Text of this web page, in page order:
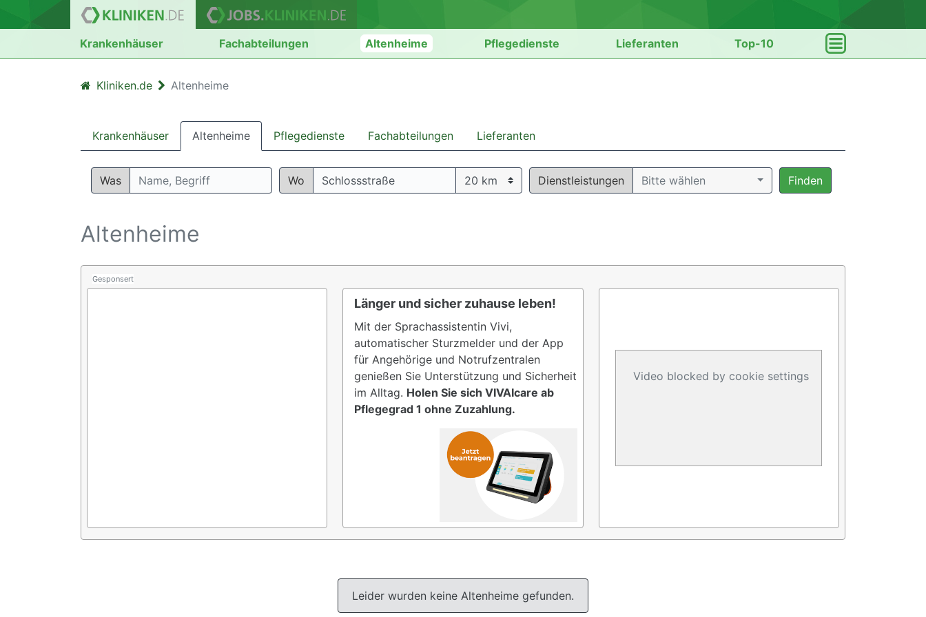
Krankenhäuser Fachabteilungen Altenheime Pflegedienste Lieferanten Top-10
Kliniken.de Altenheime
Krankenhäuser Altenheime Pflegedienste Fachabteilungen Lieferanten
Was Wo Dienstleistungen Bitte wählen Finden
Altenheime
Gesponsert
Länger und sicher zuhause leben!
Mit der Sprachassistentin Vivi,
automatischer Sturzmelder und der App
für Angehörige und Notrufzentralen
genießen Sie Unterstützung und Sicherheit
im Alltag. Holen Sie sich VIVAIcare ab
Pflegegrad 1 ohne Zuzahlung.
Video blocked by cookie settings
Leider wurden keine Altenheime gefunden.